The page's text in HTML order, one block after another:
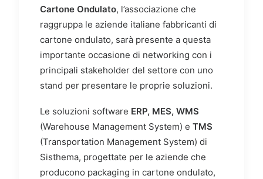
Cartone Ondulato, l’associazione che
raggruppa le aziende italiane fabbricanti di
cartone ondulato, sarà presente a questa
importante occasione di networking con i
principali stakeholder del settore con uno
stand per presentare le proprie soluzioni.
Le soluzioni software ERP, MES, WMS
(Warehouse Management System) e TMS
(Transportation Management System) di
Sisthema, progettate per le aziende che
producono packaging in cartone ondulato,